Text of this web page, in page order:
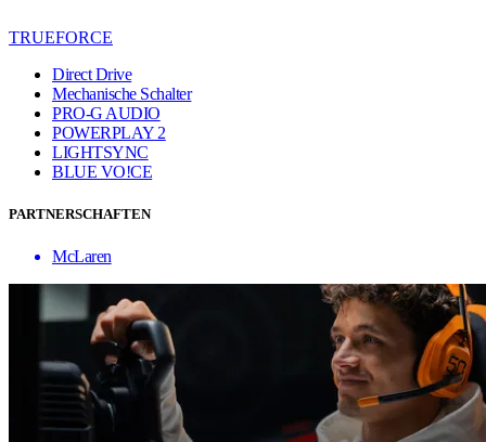
TRUEFORCE
Direct Drive
Mechanische Schalter
PRO-G AUDIO
POWERPLAY 2
LIGHTSYNC
BLUE VO!CE
PARTNERSCHAFTEN
McLaren